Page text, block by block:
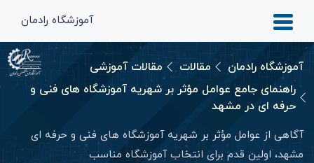
آموزشگاه رادمان
آموزشگاه رادمان مقالات
مقالات آموزشی
راهنمای جامع عوامل مؤثر بر شهریه آموزشگاه های فنی و
حرفه ای در مشهد
آگاهی از عوامل مؤثر بر شهریه آموزشگاه های فنی و حرفه ای
مشهد، اولین قدم برای انتخاب آموزشگاه مناسب